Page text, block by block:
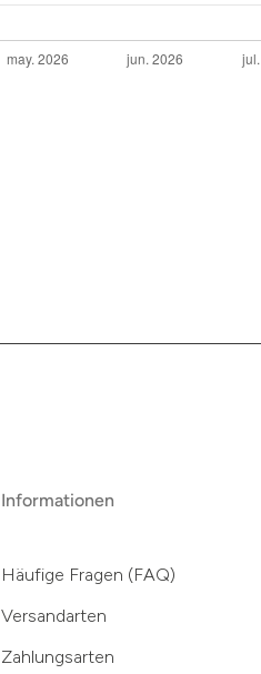
Informationen
Häufige Fragen (FAQ)
Versandarten
Zahlungsarten